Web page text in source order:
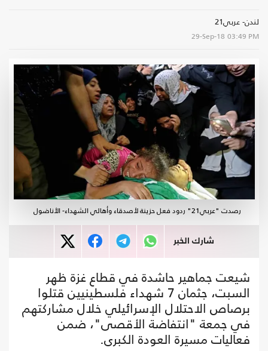
لندن- عربي21
29-Sep-18 03:49 PM
رصدت "عربي21" ردود فعل حزينة لأصدقاء وأهالي الشهداء- الأناضول
شارك الخبر
شيعت جماهير حاشدة في قطاع غزة ظهر
السبت، جثمان 7 شهداء فلسطينيين قتلوا
برصاص الاحتلال الإسرائيلي خلال مشاركتهم
في جمعة "انتفاضة الأقصى"، ضمن
فعاليات مسيرة العودة الكبرى.